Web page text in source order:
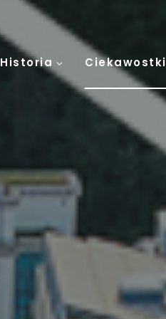
Historia Ciekawostki